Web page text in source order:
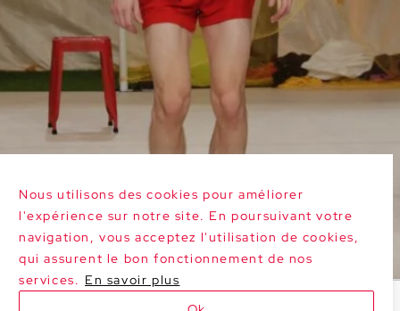
Nous utilisons des cookies pour améliorer
l'expérience sur notre site. En poursuivant votre
navigation, vous acceptez l'utilisation de cookies,
qui assurent le bon fonctionnement de nos
services. En savoir plus